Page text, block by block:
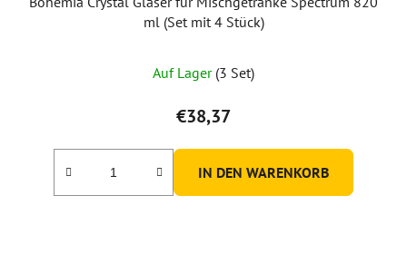
ml (Set mit 4 Stück)
Auf Lager (3 Set)
€38,37
IN DEN WARENKORB